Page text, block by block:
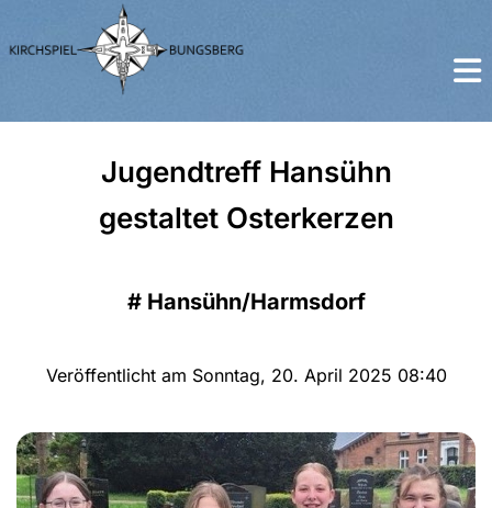
Jugendtreff Hansühn
gestaltet Osterkerzen
# Hansühn/Harmsdorf
Veröffentlicht am Sonntag, 20. April 2025 08:40